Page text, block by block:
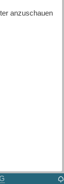
anzuschauen